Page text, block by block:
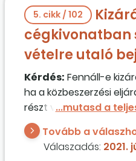
5. cikk / 102
cégkivonatban
vételre utaló
Kérdés: Fennáll-e
ha a közbeszerzési
részt vevő gazdasági
cégkivonat
alkalmazott büntetőjogi
vételre) utaló
Tovább a
Válaszadás: 2021.